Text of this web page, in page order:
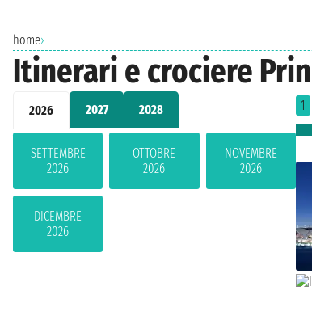
home›
Itinerari e crociere
2026 2027 2028
SETTEMBRE
2026
OTTOBRE
2026
NOVEMBRE
2026
DICEMBRE
2026
1